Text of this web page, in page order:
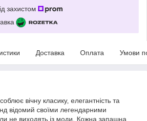
захистом
Доставка Оплата Умови
вічну класику, елегантність та
відомий своїми легендарними
не виходять із моди. Кожна запашна